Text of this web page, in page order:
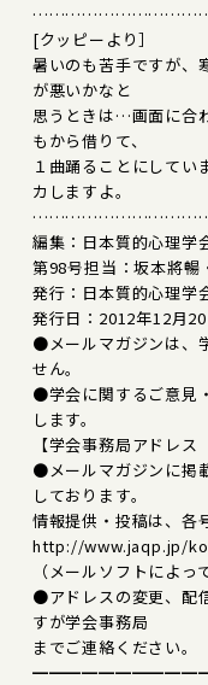
[クッピーより］
暑いのも苦手ですが、
が悪いかなと
思うときは…画面に合
もから借りて、
１曲踊ることにしてい
カしますよ。
編集：日本質的心理学
第98号担当：坂本將暢
発行：日本質的心理
発行日：2012年12月
●メールマガジンは、
せん。
●学会に関するご意見
します。
【学会事務局アドレ
●メールマガジンに掲
しております。
情報提供・投稿は、各
http://www.jaqp.jp/
（メールソフトによ
●アドレスの変更、配
すが学会事務局
までご連絡ください。